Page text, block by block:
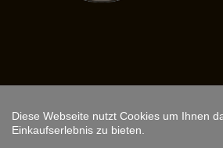
Copyright © 2026, ARS
Diese Webseite nutzt Cookies um Ihnen
Einkaufserlebnis zu bieten.